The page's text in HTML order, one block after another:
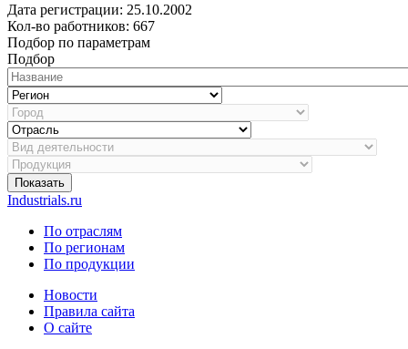
Дата регистрации: 25.10.2002
Кол-во работников: 667
Подбор по параметрам
Подбор
Показать
Industrials.ru
По отраслям
По регионам
По продукции
Новости
Правила сайта
О сайте